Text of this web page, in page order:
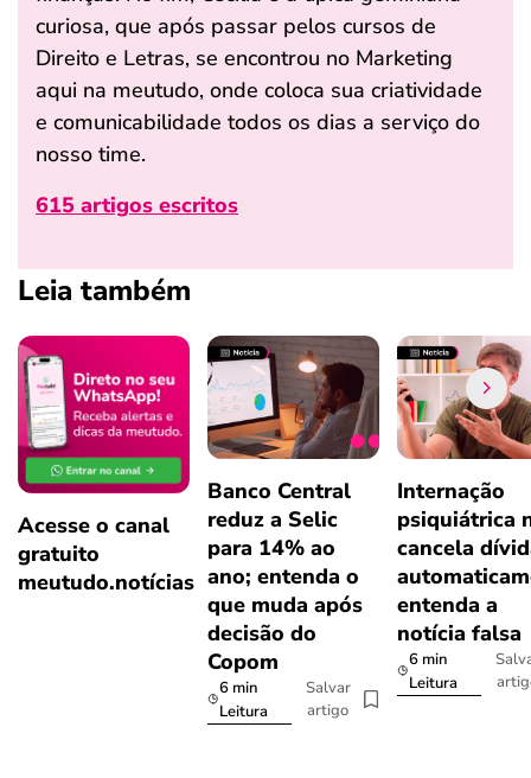
curiosa, que após passar pelos cursos de
Direito e Letras, se encontrou no Marketing
aqui na meutudo, onde coloca sua criatividade
e comunicabilidade todos os dias a serviço do
nosso time.
615 artigos escritos
Leia também
Acesse o canal
gratuito
meutudo.notícias
Banco Central
reduz a Selic
para 14% ao
ano; entenda o
que muda após
decisão do
Copom
6 min
Leitura
Salvar
artigo
Internação
psiquiátrica
cancela
entenda a
notícia falsa
6 min
Leitura